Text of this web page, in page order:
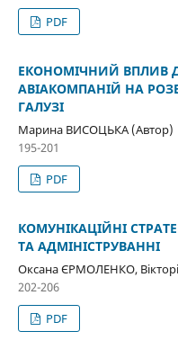
PDF
ЕКОНОМІЧНИЙ ВПЛИВ
АВІАКОМПАНІЙ НА
ГАЛУЗІ
Марина ВИСОЦЬКА (Автор)
195-201
PDF
КОМУНІКАЦІЙНІ
ТА АДМІНІСТРУВАННІ
Оксана ЄРМОЛЕНКО,
202-206
PDF